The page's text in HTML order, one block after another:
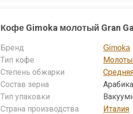
Кофе Gimoka молотый Gran
Бренд
Gimoka
Тип кофе
Степень обжарки
Состав зерна
Тип упаковки
Страна производства
Италия